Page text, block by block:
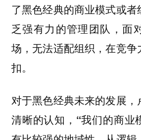
了黑色经典的商业模式或
乏强有力的管理团队，面
场，无法适配组织，在竞
扣。
对于黑色经典未来的发展，
清晰的认知， “我们的商业